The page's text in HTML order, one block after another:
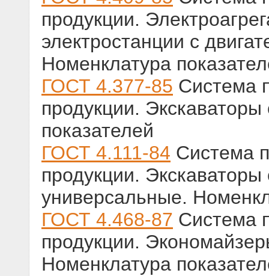
продукции.
электростанции с
Номенклатура
ГОСТ 4.377-85 Система
продукции.
показателей
ГОСТ 4.111-84 Система
продукции.
универсальные.
ГОСТ 4.468-87 Система
продукции.
Номенклатура